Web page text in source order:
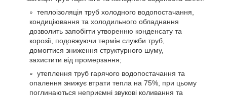
теплоізоляція труб холодного водопостачання,
кондиціювання та холодильного обладнання
дозволить запобігти утворенню конденсату та
корозії, подовжуючи термін служби труб,
домогтися зниження структурного шуму,
захистити від промерзання;
утеплення труб гарячого водопостачання та
опалення знижує втрати тепла на 75%, при цьому
поглинаються неприємні звукові коливання та